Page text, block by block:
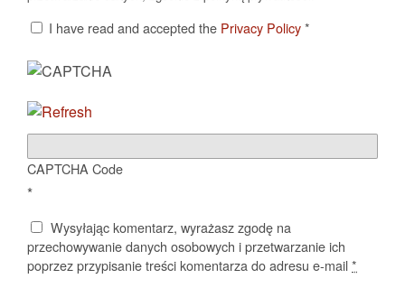
I have read and accepted the Privacy Policy*
CAPTCHA Code
*
Wysyłając komentarz, wyrażasz zgodę na
przechowywanie danych osobowych i przetwarzanie ich
poprzez przypisanie treści komentarza do adresu e-mail*